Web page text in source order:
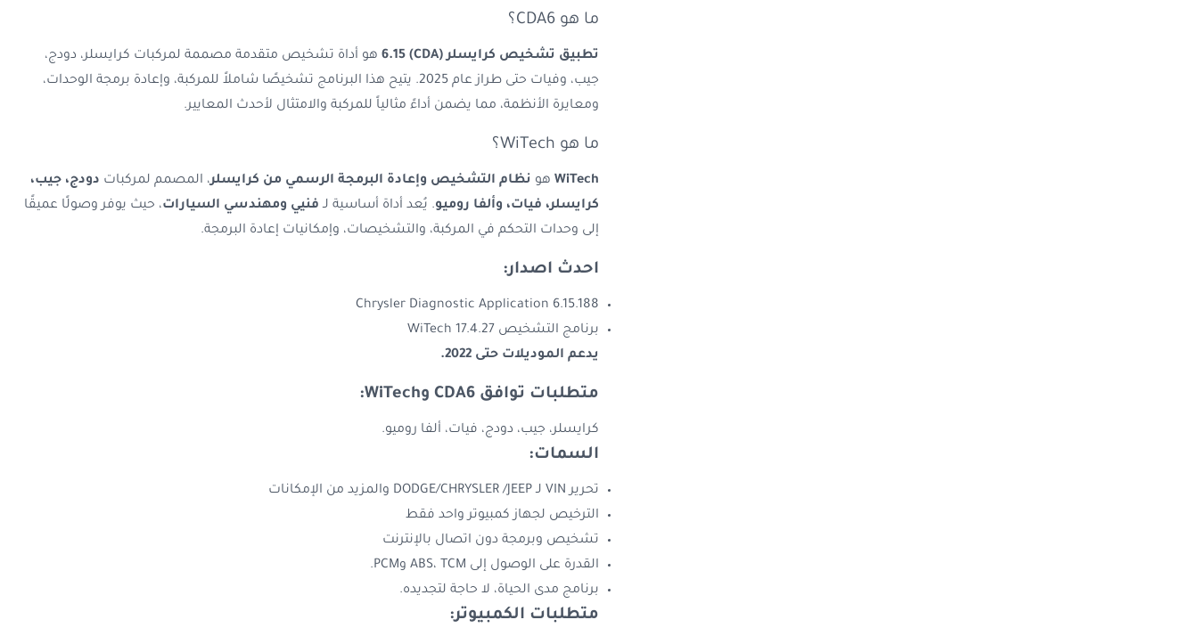
ما هو CDA6؟
تطبيق تشخيص كرايسلر (CDA) 6.15 هو أداة تشخيص متقدمة مصممة لمركبات كرايسلر، دودج،
جيب، وفيات
حتى طراز عام 2025. يتيح هذا البرنامج تشخيصًا شاملاً للمركبة، وإعادة برمجة الوحدات،
ومعايرة الأنظمة، مما يضمن أداءً مثالياً للمركبة والامتثال لأحدث المعايير.
ما هو WiTech؟
WiTech هو نظام التشخيص وإعادة البرمجة الرسمي من كرايسلر، المصمم لمركبات دودج، جيب،
كرايسلر، فيات، وألفا روميو. يُعد أداة أساسية لـ فنيي ومهندسي السيارات، حيث يوفر وصولًا عميقًا
إلى وحدات التحكم في المركبة، والتشخيصات، وإمكانيات إعادة البرمجة.
احدث اصدار:
Chrysler Diagnostic Application 6.15.188
برنامج التشخيص WiTech 17.4.27
يدعم الموديلات حتى 2022.
متطلبات توافق CDA6 وWiTech:
كرايسلر، جيب، دودج، فيات، ألفا روميو.
السمات:
تحرير VIN لـ DODGE/CHRYSLER /JEEP والمزيد من الإمكانات
الترخيص لجهاز كمبيوتر واحد فقط
تشخيص وبرمجة دون اتصال بالإنترنت
القدرة على الوصول إلى ABS، TCM وPCM.
برنامج مدى الحياة، لا حاجة لتجديده.
متطلبات الكمبيوتر: